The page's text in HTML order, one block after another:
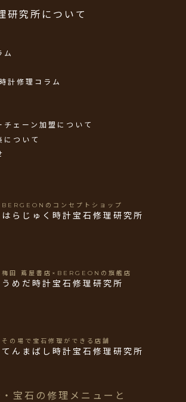
研究所について
ム
計修理コラム
チェーン加盟について
について
BERGEONのコンセプトショップ
はらじゅく時計宝石修理研究所
梅田 蔦屋書店×BERGEONの旗艦店
うめだ時計宝石修理研究所
その場で宝石修理ができる店舗
てんまばし時計宝石修理研究所
宝石の修理メニューと